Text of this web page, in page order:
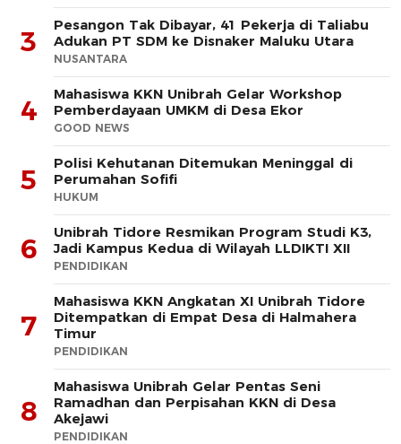
3
Pesangon Tak Dibayar, 41 Pekerja di Taliabu
Adukan PT SDM ke Disnaker Maluku Utara
NUSANTARA
4
Mahasiswa KKN Unibrah Gelar Workshop
Pemberdayaan UMKM di Desa Ekor
GOOD NEWS
5
Polisi Kehutanan Ditemukan Meninggal di
Perumahan Sofifi
HUKUM
6
Unibrah Tidore Resmikan Program Studi K3,
Jadi Kampus Kedua di Wilayah LLDIKTI XII
PENDIDIKAN
7
Mahasiswa KKN Angkatan XI Unibrah Tidore
Ditempatkan di Empat Desa di Halmahera
Timur
PENDIDIKAN
8
Mahasiswa Unibrah Gelar Pentas Seni
Ramadhan dan Perpisahan KKN di Desa
Akejawi
PENDIDIKAN